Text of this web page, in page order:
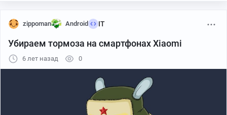
zippoman Android IT
Убираем тормоза на смартфонах Xiaomi
6 лет назад 0